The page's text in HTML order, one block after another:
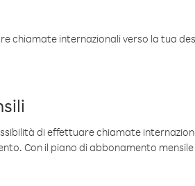
chiamate internazionali verso la tua
di effettuare chiamate
Con il piano di abbonamento